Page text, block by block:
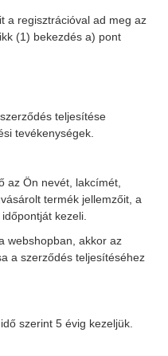
a regisztrációval ad meg az
(1) bekezdés a) pont
teljesítése
tevékenységek.
az Ön nevét, lakcímét,
termék jellemzőit, a
kezeli.
webshopban, akkor az
a szerződés teljesítéséhez
szerint 5 évig kezeljük.